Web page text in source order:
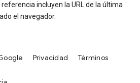
referencia incluyen la URL de la última
el navegador.
Privacidad Términos